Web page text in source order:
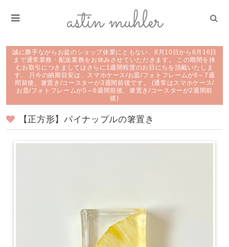
誠に勝手ながらお盆のショップ休業にともない、8月10日から8月16日
まで通常業務・配送業務をお休みさせていただきます。 この期間を挟
むお取引につきましてはさらに1週間程度のお日にちを頂戴いたしま
す。 只今の納期目安は、スマホケース/お皿/フォトフレームが6～7週
間前後、箸置き/コースターが3週間前後です。 (通常はスマホケース/
お皿/フォトフレームが5～6週間前後、箸置き/コースターが2週間前
後)
【正方形】パイナップルの箸置き